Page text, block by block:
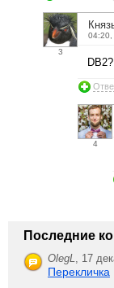
3
04:20,
DB2?
4
Последние
OlegL, 17
Перекличка